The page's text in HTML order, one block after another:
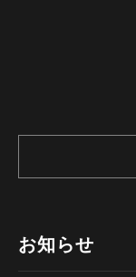
お知らせ